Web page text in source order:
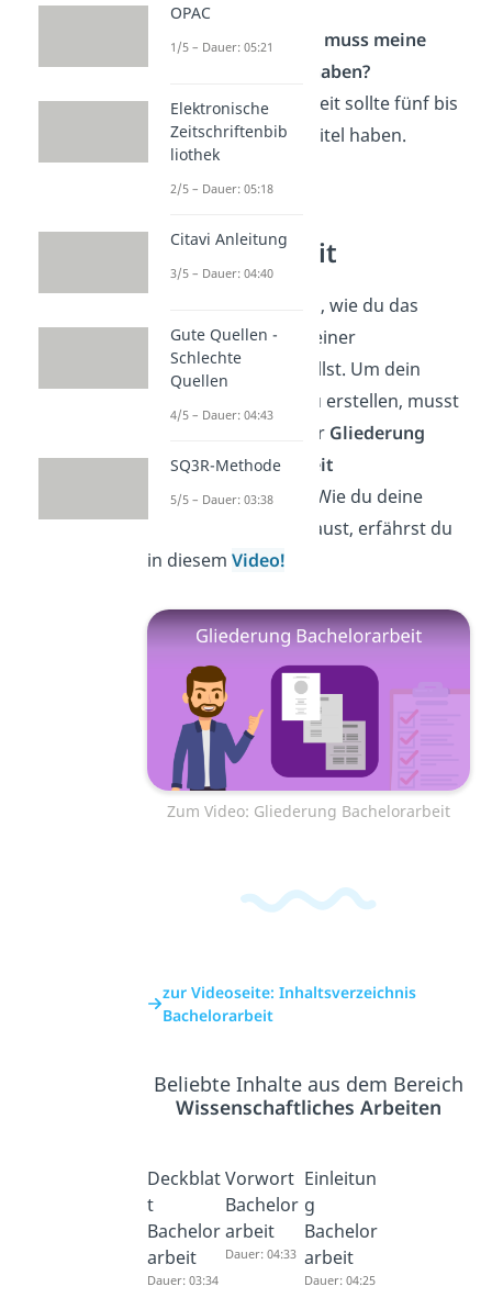
Wie viele Kapitel muss meine
Bachelorarbeit haben?
Eine Bachelorarbeit sollte fünf bis
sieben Hauptkapitel haben.
Bachelorarbeit
Super! Jetzt weißt du, wie du das
Inhaltsverzeichnis deiner
Bachelorarbeit erstellst. Um dein
Inhaltsverzeichnis zu erstellen, musst
du dich zuvor mit der Gliederung
deiner Bachelorarbeit
auseinandersetzen. Wie du deine
Bachelorarbeit aufbaust, erfährst du
in diesem Video!
Zum Video: Gliederung Bachelorarbeit
zur Videoseite: Inhaltsverzeichnis
Bachelorarbeit
Beliebte Inhalte aus dem Bereich
Wissenschaftliches Arbeiten
Deckblat
t
Bachelor
arbeit
Dauer: 03:34
Vorwort
Bachelor
arbeit
Dauer: 04:33
Einleitun
g
Bachelor
arbeit
Dauer: 04:25
OPAC
1/5 – Dauer: 05:21
Elektronische
Zeitschriftenbib
liothek
2/5 – Dauer: 05:18
Citavi Anleitung
3/5 – Dauer: 04:40
Gute Quellen -
Schlechte
Quellen
4/5 – Dauer: 04:43
SQ3R-Methode
5/5 – Dauer: 03:38